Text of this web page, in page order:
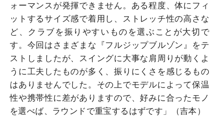
ォーマンスが発揮できません。ある程度、体にフィ
ットするサイズ感で着用し、ストレッチ性の高さな
ど、クラブを振りやすいものを選ぶことが大切で
す。今回はさまざまな『フルジップブルゾン』をテ
ストしましたが、スイングに大事な肩周りが動くよ
うに工夫したものが多く、振りにくさを感じるもの
はありませんでした。その上でモデルによって保温
性や携帯性に差がありますので、好みに合ったモノ
を選べば、ラウンドで重宝するはずです」（吉本）